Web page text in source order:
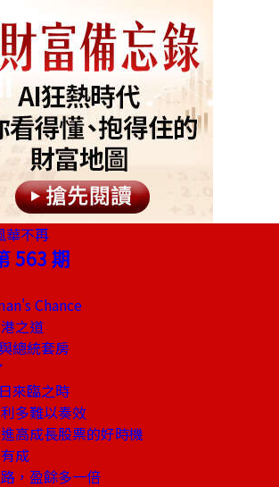
華不再
563 期
Chance
之道
總統套房
來臨之時
多難以奏效
高成長股票的好時機
成
，盈餘多一倍